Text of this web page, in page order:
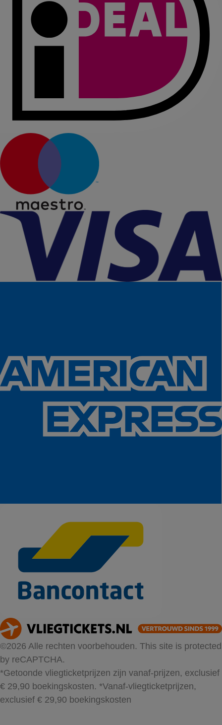
©2026 Alle rechten voorbehouden. This site is protected
by reCAPTCHA.
*Getoonde vliegticketprijzen zijn vanaf-prijzen, exclusief
€ 29,90 boekingskosten. *Vanaf-vliegticketprijzen,
exclusief € 29,90 boekingskosten